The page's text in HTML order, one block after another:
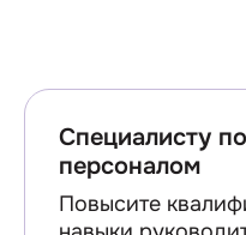
Специалисту
персоналом
Повысите